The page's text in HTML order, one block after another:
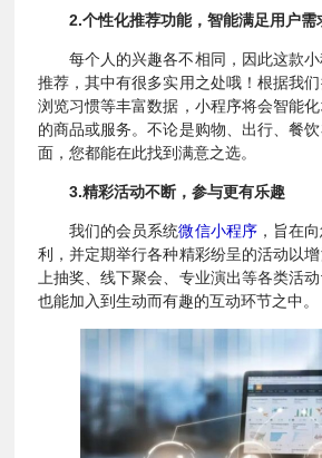
2.个性化推荐功能，智能满足用户需
每个人的兴趣各不相同，因此这款
推荐，其中有很多实用之处哦！根据我
浏览习惯等丰富数据，小程序将会智能
的商品或服务。不论是购物、出行、餐
面，您都能在此找到满意之选。
3.精彩活动不断，参与更有乐趣
我们的会员系统微信小程序 ，旨在
利，并定期举行各种精彩纷呈的活动以
上抽奖、线下聚会、专业演出等各类活
也能加入到生动而有趣的互动环节之中。